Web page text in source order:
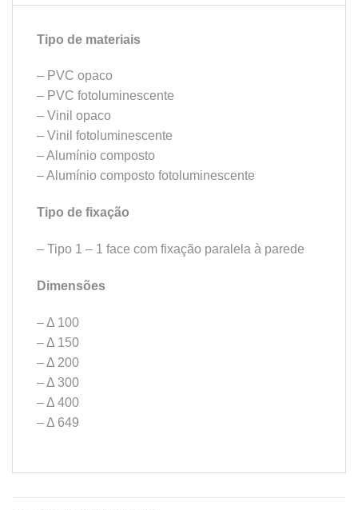
Tipo de materiais
– PVC opaco
– PVC fotoluminescente
– Vinil opaco
– Vinil fotoluminescente
– Alumínio composto
– Alumínio composto fotoluminescente
Tipo de fixação
– Tipo 1 – 1 face com fixação paralela à parede
Dimensões
– Δ 100
– Δ 150
– Δ 200
– Δ 300
– Δ 400
– Δ 649